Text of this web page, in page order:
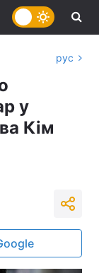
рус
у
Кім